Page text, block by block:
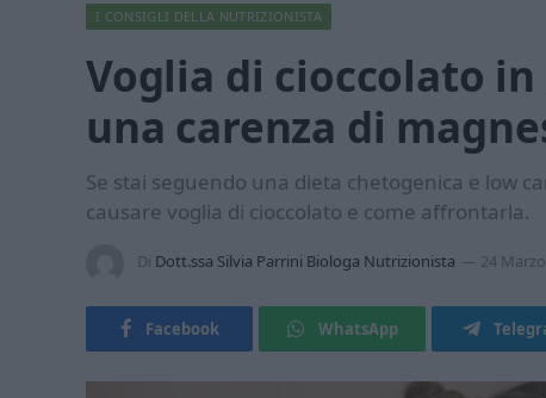
I CONSIGLI DELLA NUTRIZIONISTA
Voglia di cioccolato
una carenza di
Se stai seguendo una dieta chetogenica e low
causare voglia di cioccolato e come affrontarla.
Di Dott.ssa Silvia Parrini Biologa Nutrizionista 24
Facebook WhatsApp